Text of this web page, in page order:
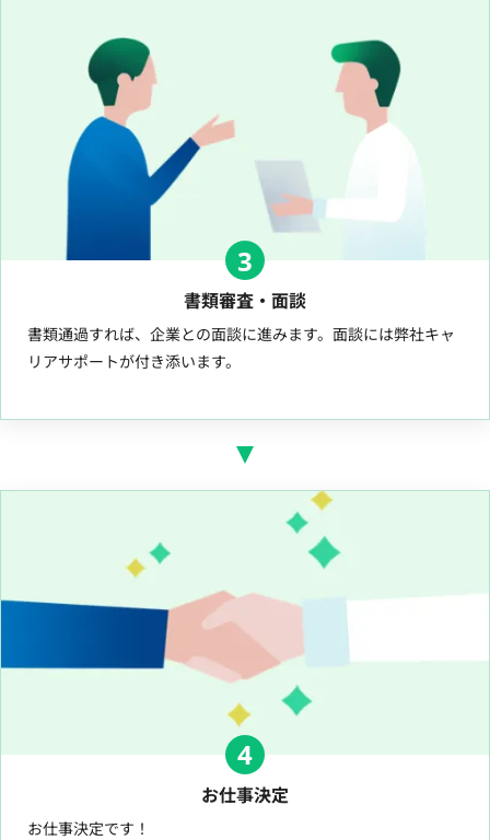
3
書類審査・面談
書類通過すれば、企業との面談に進みます。面談には弊社キャ
リアサポートが付き添います。
4
お仕事決定
お仕事決定です！